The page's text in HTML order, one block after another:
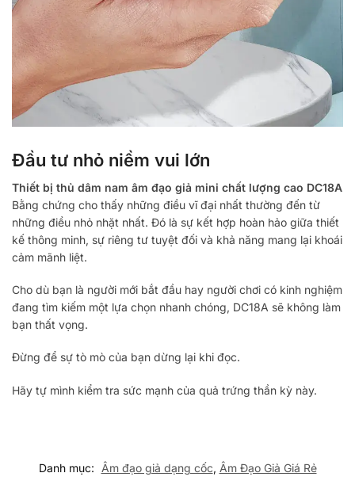
Đầu tư nhỏ niềm vui lớn
Thiết bị thủ dâm nam âm đạo giả mini chất lượng cao DC18A
Bằng chứng cho thấy những điều vĩ đại nhất thường đến từ
những điều nhỏ nhặt nhất. Đó là sự kết hợp hoàn hảo giữa thiết
kế thông minh, sự riêng tư tuyệt đối và khả năng mang lại khoái
cảm mãnh liệt.
Cho dù bạn là người mới bắt đầu hay người chơi có kinh nghiệm
đang tìm kiếm một lựa chọn nhanh chóng, DC18A sẽ không làm
bạn thất vọng.
Đừng để sự tò mò của bạn dừng lại khi đọc.
Hãy tự mình kiểm tra sức mạnh của quả trứng thần kỳ này.
Danh mục: Âm đạo giả dạng cốc, Âm Đạo Giả Giá Rẻ